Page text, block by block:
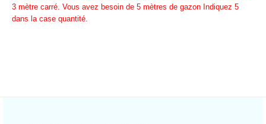
3 mètre carré. Vous avez besoin de 5 mètres de gazon Indiquez 5
dans la case quantité.